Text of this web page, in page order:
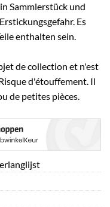
Sammlerstück und
Es
enthalten sein.
de collection et n'est
d'étouffement. Il
de petites pièces.